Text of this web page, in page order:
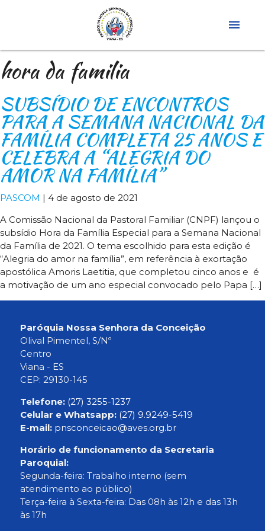
menu
hora da familia
SUBSÍDIO DE ENCONTROS
PARA A SEMANA NACIONAL DA
FAMÍLIA COMPLETA 25 ANOS E
CELEBRA A “ALEGRIA DO
AMOR NA FAMÍLIA”
PASCOM | 4 de agosto de 2021
A Comissão Nacional da Pastoral Familiar (CNPF) lançou o
subsídio Hora da Família Especial para a Semana Nacional
da Família de 2021. O tema escolhido para esta edição é
“Alegria do amor na família”, em referência à exortação
apostólica Amoris Laetitia, que completou cinco anos e é
a motivação de um ano especial convocado pelo Papa […]
Paróquia Nossa Senhora da Conceição
Olival Pimentel, S/Nº
Centro
Viana - ES
CEP: 29130-145
Telefone: (27) 3255-1237
Celular e Whatsapp: (27) 9.9249-5419
E-mail: pnsconceicao@aves.org.br
Horário de funcionamento da Secretaria
Paroquial:
Segunda-feira: Trabalho interno (sem
atendimento ao público)
Terça-feira à Sexta-feira: Das 08h às 12h e das 13h
às 17h